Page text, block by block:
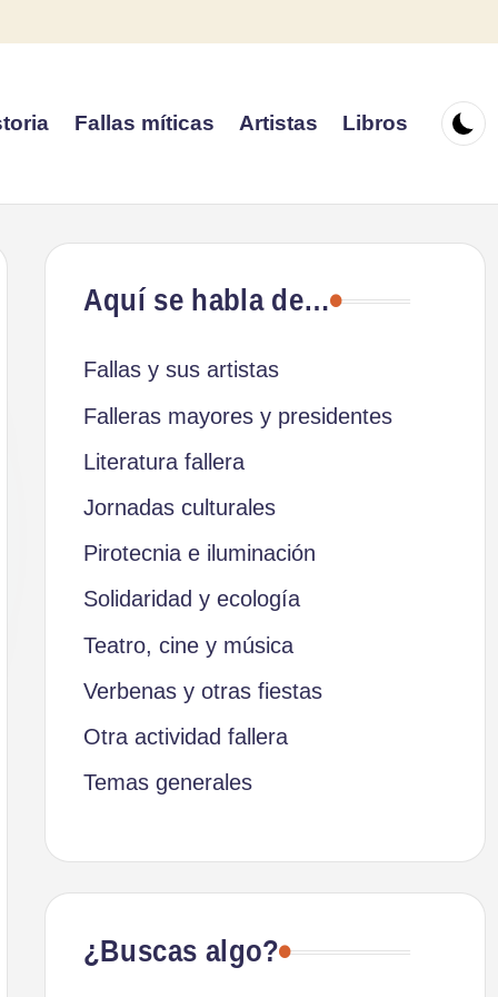
Fallas míticas Artistas Libros
Aquí se habla de…
Fallas y sus artistas
Falleras mayores y presidentes
Literatura fallera
Jornadas culturales
Pirotecnia e iluminación
Solidaridad y ecología
Teatro, cine y música
Verbenas y otras fiestas
Otra actividad fallera
Temas generales
¿Buscas algo?